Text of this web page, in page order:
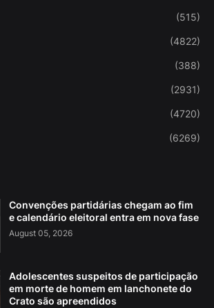
(515)
(4822)
(388)
(2931)
(4720)
(6269)
Convenções partidárias chegam ao fim
e calendário eleitoral entra em nova fase
August 05, 2026
Adolescentes suspeitos de participação
em morte de homem em lanchonete do
Crato são apreendidos